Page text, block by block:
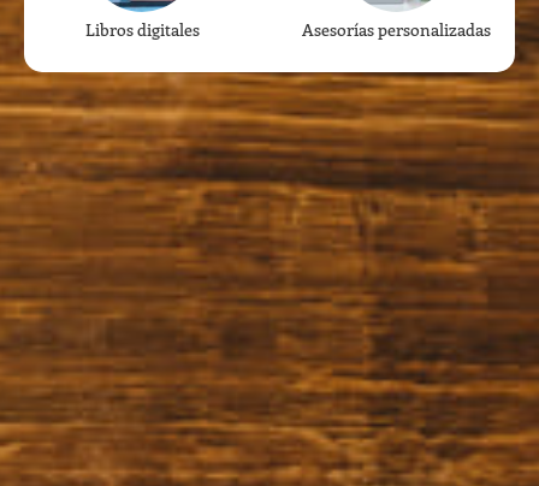
Libros digitales Asesorías personalizadas